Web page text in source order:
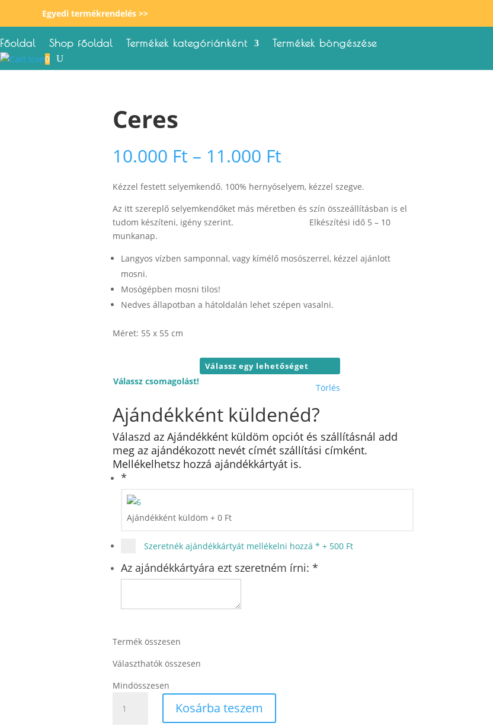
Egyedi termékrendelés >>
Főoldal Shop főoldal Termékek kategóriánként Termékek böngészése
0
Ceres
10.000 Ft – 11.000 FtÁrtartomány:
10.000 Ft
-
11.000 Ft
Kézzel festett selyemkendő. 100% hernyóselyem, kézzel szegve.
Az itt szereplő selyemkendőket más méretben és szín összeállításban is el
tudom készíteni, igény szerint. Elkészítési idő 5 – 10
munkanap.
Langyos vízben samponnal, vagy kímélő mosószerrel, kézzel ajánlott
mosni.
Mosógépben mosni tilos!
Nedves állapotban a hátoldalán lehet szépen vasalni.
Méret: 55 x 55 cm
Válassz csomagolást!
Törlés
Ajándékként küldenéd?
Válaszd az Ajándékként küldöm opciót és szállításnál add
meg az ajándékozott nevét címét szállítási címként.
Mellékelhetsz hozzá ajándékkártyát is.
*
Ajándékként küldöm + 0 Ft
Szeretnék ajándékkártyát mellékelni hozzá * + 500 Ft
Az ajándékkártyára ezt szeretném írni: *
Termék összesen
Választhatók összesen
Mindösszesen
mennyiség
Kosárba teszem